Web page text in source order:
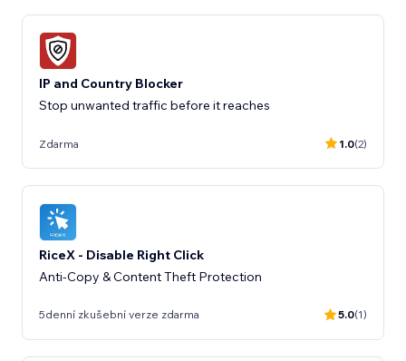
IP and Country Blocker
Stop unwanted traffic before it reaches
Zdarma 1.0(2)
RiceX - Disable Right Click
Anti-Copy & Content Theft Protection
5denní zkušební verze zdarma 5.0(1)